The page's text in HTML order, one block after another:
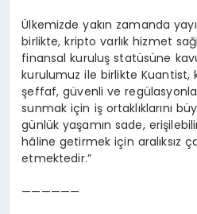
Ülkemizde yakın zamanda
birlikte, kripto varlık hizmet
finansal kuruluş statüsüne
kurulumuz ile birlikte Kuantist,
şeffaf, güvenli ve
sunmak için iş ortaklıklarını
günlük yaşamın sade,
hâline getirmek için aralıksız
etmektedir.”
——————